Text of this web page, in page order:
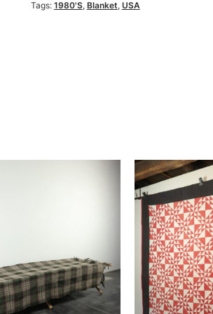
Tags: 1980's, Blanket, USA